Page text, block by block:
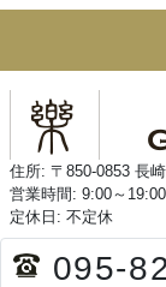
住所: 〒850-0853 長
営業時間: 9:00～
定休日: 不定休
095-